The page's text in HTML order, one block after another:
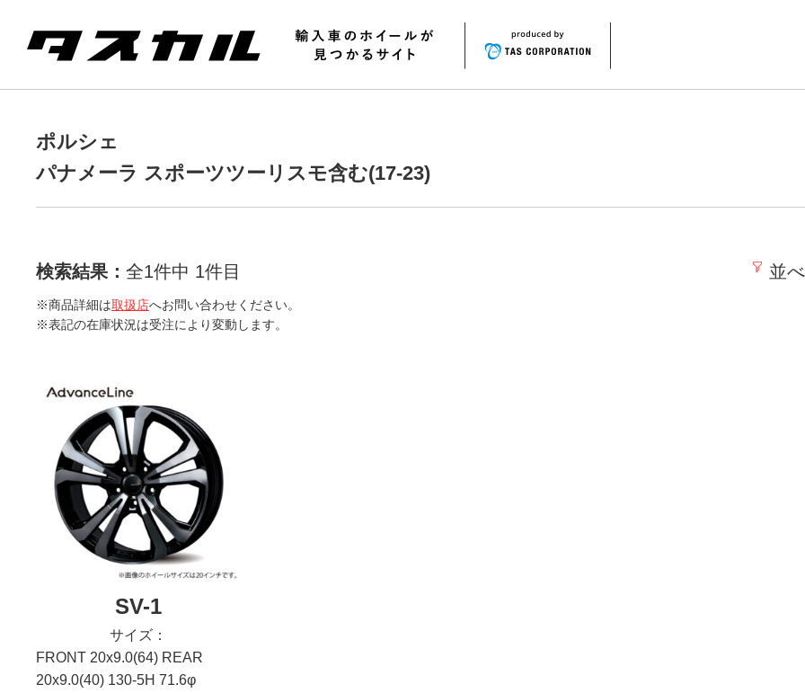
ポルシェ
パナメーラ スポーツツーリスモ含む(17-23)
検索結果： 全1件中 1件目
※商品詳細は取扱店へお問い合わせください。
※表記の在庫状況は受注により変動します。
並
SV-1
サイズ：
FRONT 20x9.0(64) REAR
20x9.0(40) 130-5H 71.6φ